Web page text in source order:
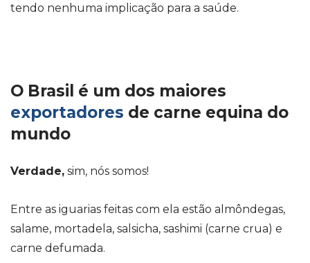
tendo nenhuma implicação para a saúde.
O Brasil é um dos maiores
exportadores de carne equina do
mundo
Verdade, sim, nós somos!
Entre as iguarias feitas com ela estão almôndegas,
salame, mortadela, salsicha, sashimi (carne crua) e
carne defumada.